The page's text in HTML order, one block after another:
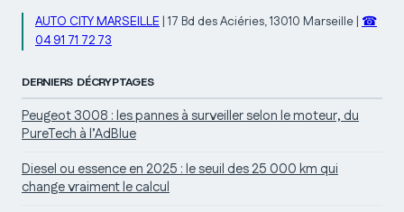
AUTO CITY MARSEILLE | 17 Bd des Aciéries, 13010 Marseille | ☎
04 91 71 72 73
DERNIERS DÉCRYPTAGES
Peugeot 3008 : les pannes à surveiller selon le moteur, du
PureTech à l’AdBlue
Diesel ou essence en 2025 : le seuil des 25 000 km qui
change vraiment le calcul